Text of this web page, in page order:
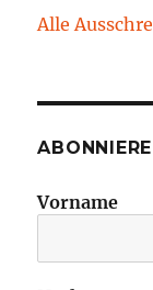
Alle
Vorname